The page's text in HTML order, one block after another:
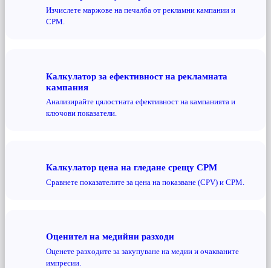
Изчислете маржове на печалба от рекламни кампании и
CPM.
Калкулатор за ефективност на рекламната
кампания
Анализирайте цялостната ефективност на кампанията и
ключови показатели.
Калкулатор цена на гледане срещу CPM
Сравнете показателите за цена на показване (CPV) и CPM.
Оценител на медийни разходи
Оценете разходите за закупуване на медии и очакваните
импресии.